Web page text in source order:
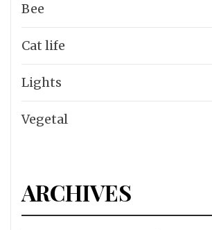
Bee
Cat life
Lights
Vegetal
ARCHIVES